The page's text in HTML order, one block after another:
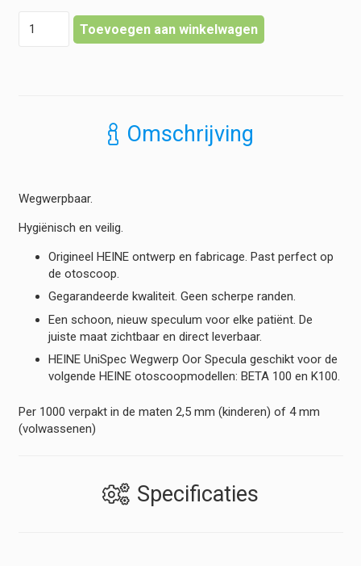
Toevoegen aan winkelwagen
Omschrijving
Wegwerpbaar.
Hygiënisch en veilig.
Origineel HEINE ontwerp en fabricage. Past perfect op
de otoscoop.
Gegarandeerde kwaliteit. Geen scherpe randen.
Een schoon, nieuw speculum voor elke patiënt. De
juiste maat zichtbaar en direct leverbaar.
HEINE UniSpec Wegwerp Oor Specula geschikt voor de
volgende HEINE otoscoopmodellen: BETA 100 en K100.
Per 1000 verpakt in de maten 2,5 mm (kinderen) of 4 mm
(volwassenen)
Specificaties